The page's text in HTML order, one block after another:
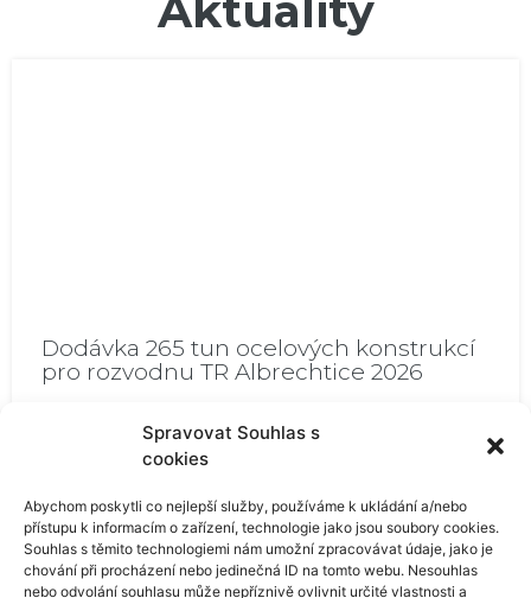
Spravovat Souhlas s
cookies
Abychom poskytli co nejlepší služby, používáme k ukládání a/nebo
přístupu k informacím o zařízení, technologie jako jsou soubory cookies.
Souhlas s těmito technologiemi nám umožní zpracovávat údaje, jako je
chování při procházení nebo jedinečná ID na tomto webu. Nesouhlas
nebo odvolání souhlasu může nepříznivě ovlivnit určité vlastnosti a
Dodávka 265 tun ocelových konstrukcí
pro rozvodnu TR Albrechtice 2026
vyráběla a následně dodávala hlavní a pomocné
ocelové konstrukce pro rozvodnu TR Albrechtice.
Přečíst více »